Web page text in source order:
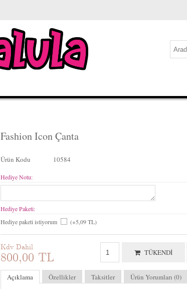
Fashion Icon Çanta
Ürün Kodu 10584
Hediye Notu:
Hediye Paketi:
Hediye paketi istiyorum
(+5,09 TL)
Kdv Dahil
800,00 TL TÜKENDI
Açıklama Özellikler Taksitler Ürün Yorumları (0)